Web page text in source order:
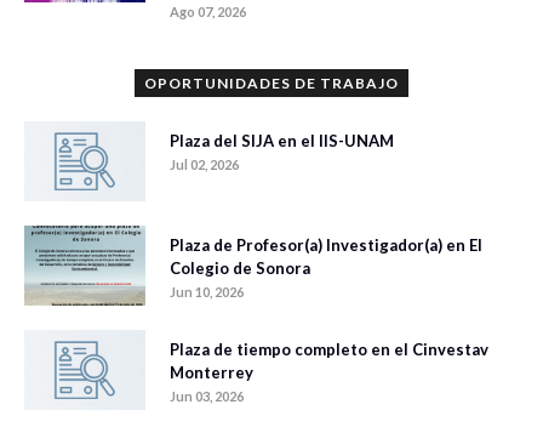
Ago 07, 2026
OPORTUNIDADES DE TRABAJO
Plaza del SIJA en el IIS-UNAM
Jul 02, 2026
Plaza de Profesor(a) Investigador(a) en El
Colegio de Sonora
Jun 10, 2026
Plaza de tiempo completo en el Cinvestav
Monterrey
Jun 03, 2026